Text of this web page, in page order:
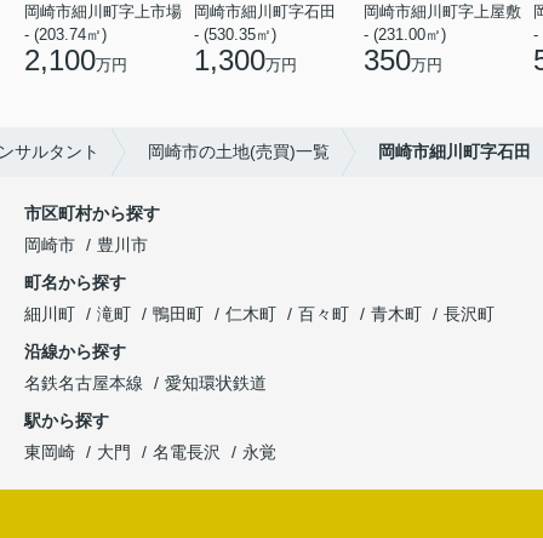
岡崎市細川町字上市場
- (203.74㎡)
2,100万円
岡崎市細川町字石田
- (530.35㎡)
1,300万円
岡崎市細川町字上屋敷
- (231.00㎡)
350万円
-
サルタント 岡崎市の土地(売買)一覧 岡崎市細川町字石田
市区町村から探す
岡崎市
豊川市
町名から探す
細川町
滝町 鴨田町 仁木町 百々町 青木町
長沢町
沿線から探す
名鉄名古屋本線
愛知環状鉄道
駅から探す
東岡崎
大門 名電長沢 永覚